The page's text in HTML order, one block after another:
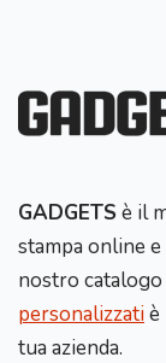
GADGETS è il
stampa online
nostro
personalizzatiè
tua azienda.